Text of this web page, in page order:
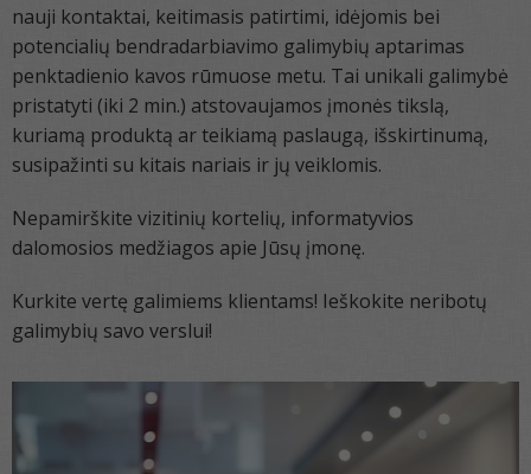
nauji kontaktai, keitimasis patirtimi, idėjomis bei
potencialių bendradarbiavimo galimybių aptarimas
penktadienio kavos rūmuose metu. Tai unikali galimybė
pristatyti (iki 2 min.) atstovaujamos įmonės tikslą,
kuriamą produktą ar teikiamą paslaugą, išskirtinumą,
susipažinti su kitais nariais ir jų veiklomis.
Nepamirškite vizitinių kortelių, informatyvios
dalomosios medžiagos apie Jūsų įmonę.
Kurkite vertę galimiems klientams! Ieškokite neribotų
galimybių savo verslui!